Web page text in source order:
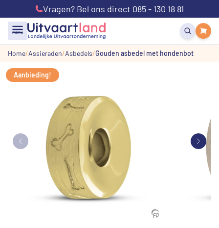
Vragen? Bel ons direct 085 - 130 18 81
menu
Home Assieraden Asbedels Gouden asbedel met hondenbot
Aanbieding!